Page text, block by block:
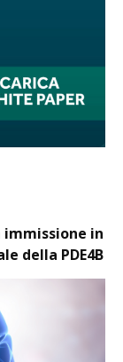
in
della PDE4B